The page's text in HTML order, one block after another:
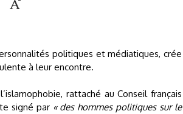
politiques et médiatiques, crée
à leur encontre.
rattaché au Conseil français
signé par « des hommes politiques sur le